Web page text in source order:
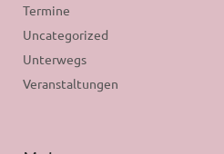
Termine
Uncategorized
Unterwegs
Veranstaltungen